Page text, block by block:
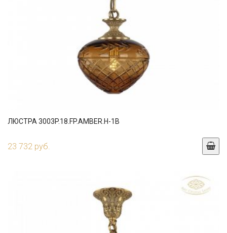
ЛЮСТРА 3003P.18.FP.AMBER.H-1B
23 732 руб.